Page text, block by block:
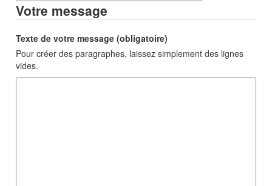
Votre message
Texte de votre message (obligatoire)
Pour créer des paragraphes, laissez simplement des lignes
vides.